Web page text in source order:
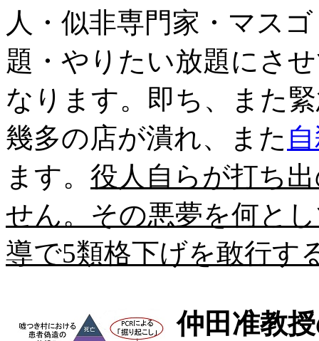
人・似非専門家・マス
題・やりたい放題にさ
なります。即ち、また
幾多の店が潰れ、また
ます。 役人自らが打ち
せん。その悪夢を何と
導で5類格下げを敢行す
仲田准教